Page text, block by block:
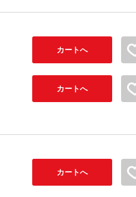
カートへ
カートへ
カートへ